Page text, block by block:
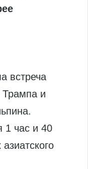
встреча
и
1 час и 40